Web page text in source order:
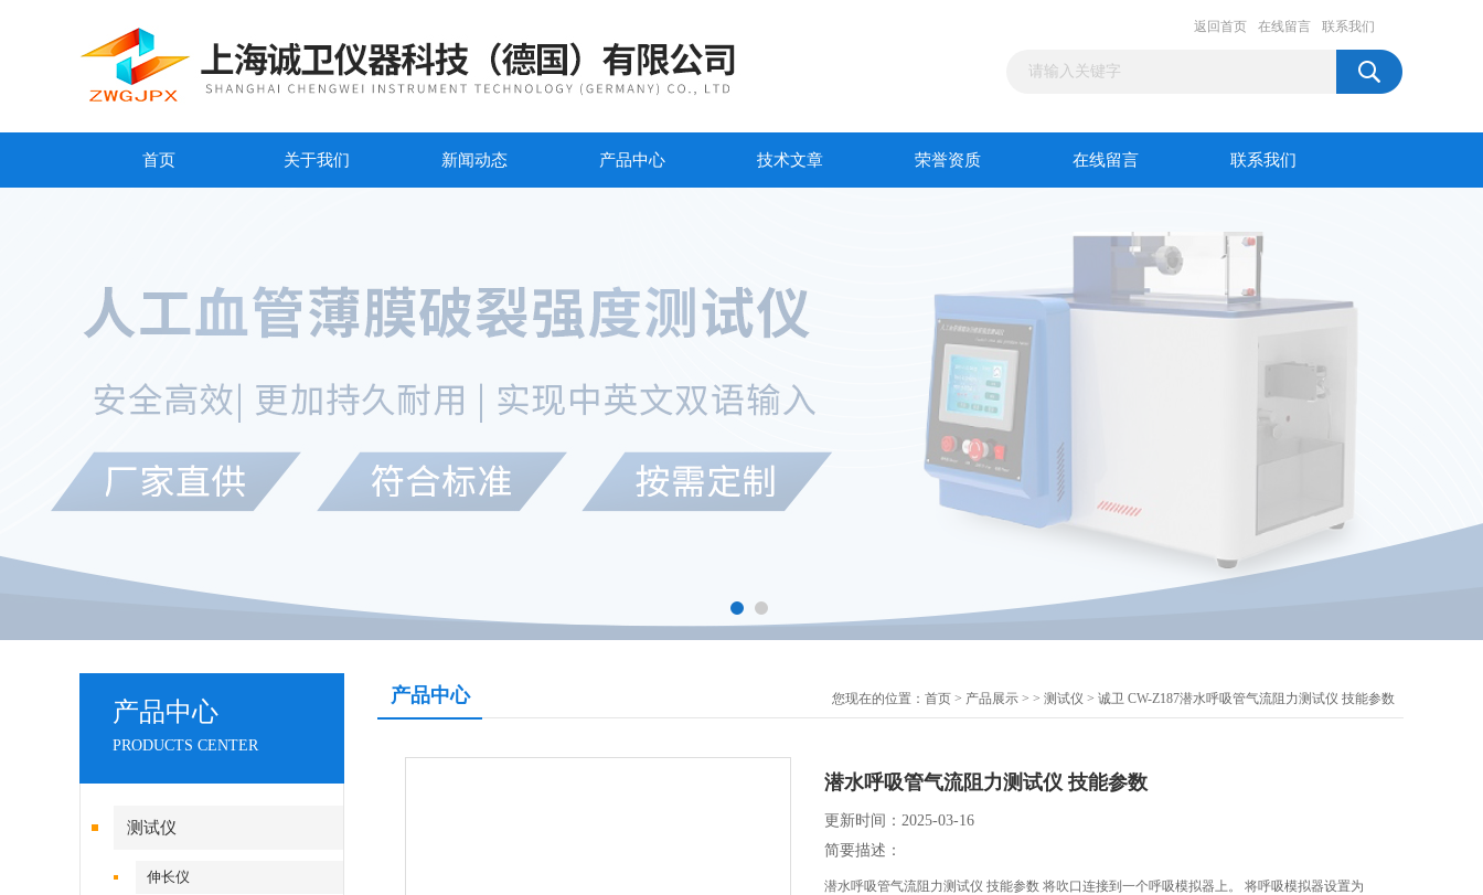
返回首页 在线留言 联系我们
首页 关于我们 新闻动态 产品中心 技术文章 荣誉资质 在线留言 联系我们
产品中心
PRODUCTS CENTER
测试仪
伸长仪
产品中心 您现在的位置： 首页 > 产品展示 > > 测试仪 > 诚卫 CW-Z187潜水呼吸管气流阻力测试仪 技能参数
潜水呼吸管气流阻力测试仪 技能参数
更新时间：2025-03-16
简要描述：
潜水呼吸管气流阻力测试仪 技能参数 将吹口连接到一个呼吸模拟器上。 将呼吸模拟器设置为